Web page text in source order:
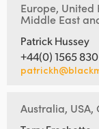
Europe, United
Middle East
Patrick Hussey
+44(0) 1565
Australia,